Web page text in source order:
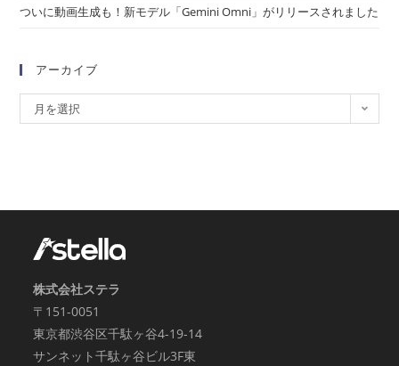
ついに動画生成も！新モデル「Gemini Omni」がリリースされました
アーカイブ
月を選択
株式会社ステラ
〒151-0051
東京都渋谷区千駄ヶ谷4-19-14
サンネット千駄ヶ谷ビル3F東